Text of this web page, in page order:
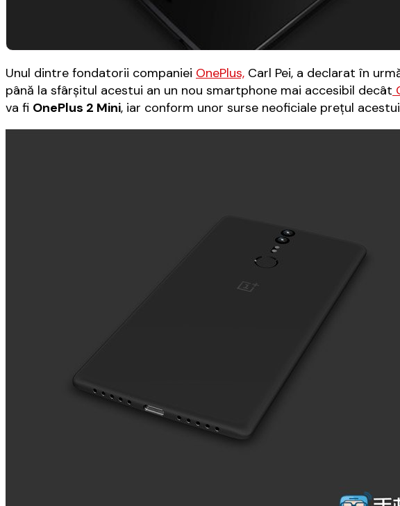
Unul dintre fondatorii companiei OnePlus, Carl Pei, a declarat în
până la sfârşitul acestui an un nou smartphone mai accesibil decât
va fi OnePlus 2 Mini, iar conform unor surse neoficiale preţul